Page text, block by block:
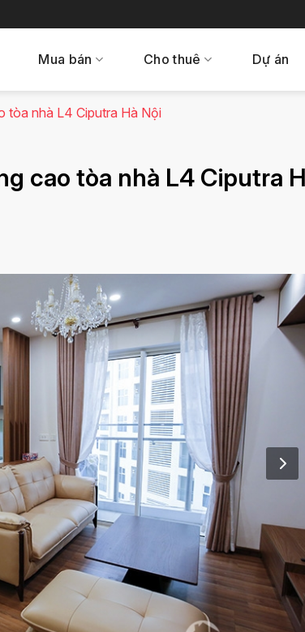
Mua bán Cho thuê Dự án
tòa nhà L4 Ciputra Hà Nội
cao tòa nhà L4 Ciputra